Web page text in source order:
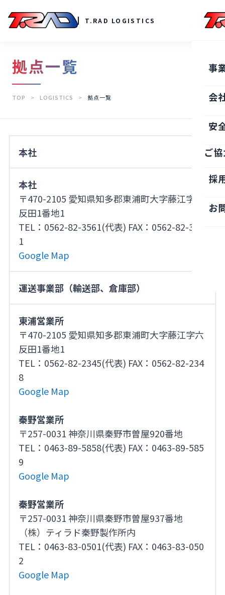
T.RAD LOGISTICS
事
会
安
ご
採
お
拠点一覧
TOP > LOGISTICS > 拠点一覧
本社
本社
〒470-2105 愛知県知多郡東浦町大字藤江字六
反田1番地1
TEL：0562-82-3561(代表) FAX：0562-82-357
1
Google Map
運送事業部（輸送部、倉庫部）
東浦営業所
〒470-2105 愛知県知多郡東浦町大字藤江字六
反田1番地1
TEL：0562-82-2345(代表) FAX：0562-82-234
8
Google Map
秦野営業所
〒257-0031 神奈川県秦野市曽屋920番地
TEL：0463-89-5858(代表) FAX：0463-89-585
9
Google Map
秦野営業所
〒257-0031 神奈川県秦野市曽屋937番地
（株）ティラド秦野製作所内
TEL：0463-83-0501(代表) FAX：0463-83-050
2
Google Map